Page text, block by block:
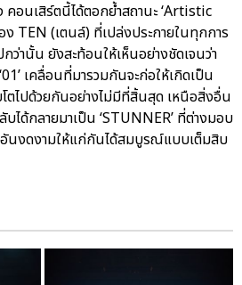
คอนเสิร์ตนี้ได้ตอกย้ำสถานะ ‘Artistic
TEN (เตนล์) ที่เปล่งประกายในทุกการ
ว่านั้น ยังสะท้อนให้เห็นอย่างชัดเจนว่า
เคลื่อนที่มารวมกันจะก่อให้เกิดเป็น
ไปด้วยกันอย่างไม่มีที่สิ้นสุด เหนือสิ่งอื่น
ด้กลายมาเป็น ‘STUNNER’ ที่ต่างมอบ
อันงดงามให้แก่กันได้สมบูรณ์แบบเต็มสิบ